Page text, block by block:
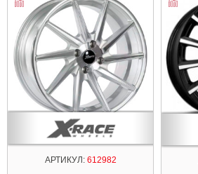
АРТИКУЛ:612982